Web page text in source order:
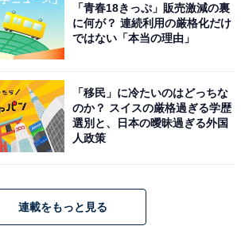
1 2
「青春18きっぷ」販売激減の裏
に何が？ 連続利用の厳格化だけ
ではない「本当の理由」
「移民」に冷たいのはどっちな
のか？ スイスの厳格過ぎる学歴
選別と、日本の曖昧過ぎる外国
人政策
連載をもっと見る